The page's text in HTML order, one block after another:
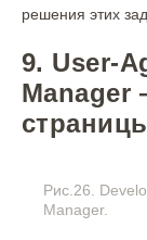
решения этих
9. User-
Manager
Рис.26.
Manager.